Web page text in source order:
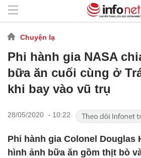
Chuyện lạ
Phi hành gia NASA
bữa ăn cuối cùng ở
khi bay vào vũ trụ
28/05/2020 - 10:22
Phi hành gia Colonel Douglas
hình ảnh bữa ăn gồm thịt bò